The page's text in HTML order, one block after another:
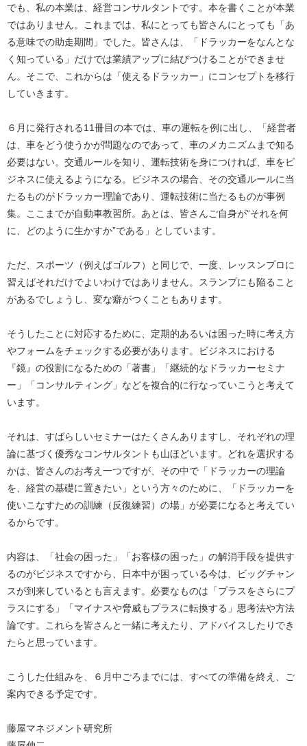
でも、私の本業は、経営コンサルタントです。本を書くことが本業
ではありません。これまでは、私にとっても皆さんにとっても「あ
る意味での助走期間」でした。皆さんは、「ドラッカーをなんとな
く知っている」だけでは業績アップに結びつけることができませ
ん。そこで、これからは「使えるドラッカー」にコンセプトを移行
していきます。
６月に発行される11冊目の本では、車の運転を例に出し、「経営者
は、車をどう使うかが問題なのであって、車のメカニズムまで知る
必要はない。交通ルールを知り、運転技術を身につければ、車をビ
ジネスに使えるようになる。ビジネスの場合、その交通ルールに当
たるものがドラッカー理論であり、運転技術に当たるものが事例
集。ここまでが自動車教習所。あとは、皆さんご自身が“それを何
に、どのように生かすか”である」としています。
ただ、スポーツ（例えばゴルフ）と同じで、一度、レッスンプロに
習えばそれだけでよいわけではありません。スランプにも陥ること
があるでしょうし、変な癖がつくこともあります。
そうしたことに対応するために、定期的あるいは困った時に考え方
やフォームをチェックする必要があります。ビジネスにおける
『鏡』の役割になるための「著書」「継続的なドラッカーセミナ
ー」「コンサルティング」などを複合的に行なっていこうと考えて
います。
それは、すばらしいセミナーはたくさんありますし、それぞれの理
論に基づく優秀なコンサルタントも山ほどいます。どれを選択する
かは、皆さんのお考え一つですが、その中で「ドラッカーの理論
を、経営の基礎に置きたい」という方々のために、「ドラッカーを
使いこなすための訓練（反復練習）の場」が必要になると考えてい
るからです。
内容は、「社会の困った」「お客様の困った」の解消手段を提供す
るのがビジネスですから、日本中が困っている今は、ビッグチャン
スが到来しているとも言えます。必要なものは「プラスをさらにプ
ラスにする」「マイナスや脅威もプラスに転換する」思考法や方法
論です。これらを皆さんと一緒に考えたり、アドバイスしたりでき
たらと思っています。
こうした仕組みを、６月中ごろまでには、すべての準備を終え、ご
案内できる予定です。
藤屋マネジメント研究所